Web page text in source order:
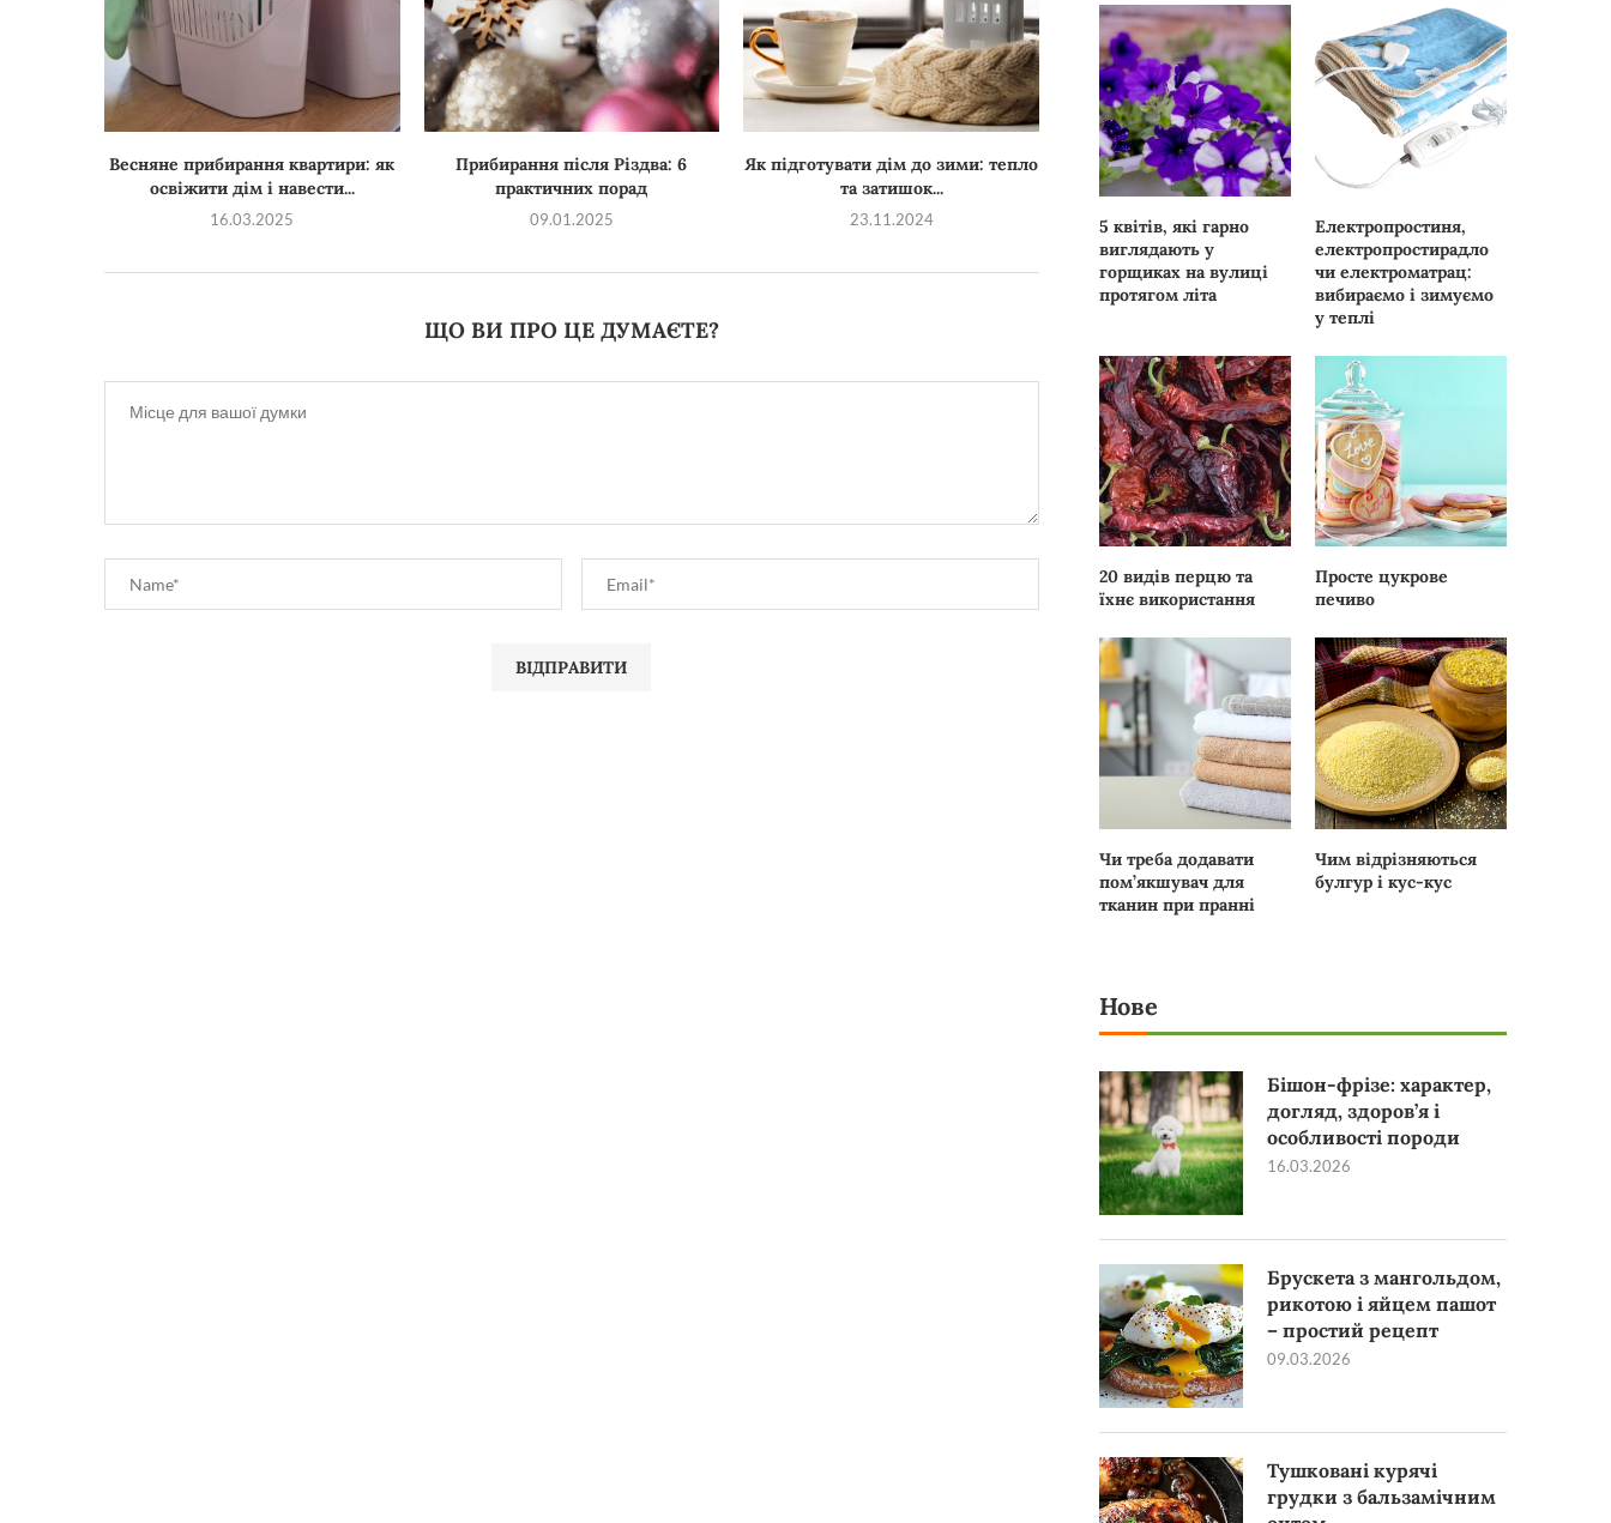
Весняне прибирання квартири: як
освіжити дім і навести...
16.03.2025
Прибирання після Різдва: 6
практичних порад
09.01.2025
Як підготувати дім до зими: тепло
та затишок...
23.11.2024
ЩО ВИ ПРО ЦЕ ДУМАЄТЕ?
5 квітів, які гарно
виглядають у
горщиках на вулиці
протягом літа
Електропростиня,
електропростирадло
чи електроматрац:
вибираємо і зимуємо
у теплі
20 видів перцю та
їхнє використання
Просте цукрове
печиво
Чи треба додавати
пом’якшувач для
тканин при пранні
Чим відрізняються
булгур і кус-кус
Нове
Бішон-фрізе: характер,
догляд, здоров’я і
особливості породи
16.03.2026
Брускета з мангольдом,
рикотою і яйцем пашот
– простий рецепт
09.03.2026
Тушковані курячі
грудки з бальзамічним